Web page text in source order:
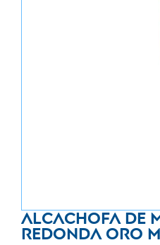
Alcachofa de
redonda oro